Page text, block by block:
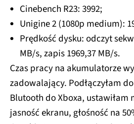
Cinebench R23: 3992;
Unigine 2 (1080p medium):
Prędkość dysku: odczyt
MB/s, zapis 1969,37 MB/s.
Czas pracy na akumulatorze
zadowalający. Podłączyłam
Blutooth do Xboxa, ustawiłam
jasność ekranu, głośność na